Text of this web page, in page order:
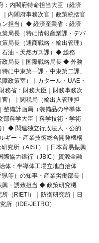
：内閣府特命担当大臣（経済
内閣府事務次官｜政策統括官
ン担当）◆ 経済産業省：経済
局長（特に情報産業課・デバ
局長（通商戦略・輸出管理）
石油・天然ガス課）◆ 総務
政局長｜国際戦略局長 ◆ 外務
に中東第一課・中東第二課、
政策室）｜カタール・UAE・
務省：財務大臣｜財務事務次
）｜関税局（輸出入管理担
備計画局（装備品の半導体
科学大臣｜科学技術・学術
）◆ 関連独立行政法人・公的
ギー・産業技術総合開発機構
究所（AIST）｜日本貿易振興
際協力銀行（JBIC）資源金融
体：半導体工場立地自治体
等）の知事・産業労働部長｜
興・誘致担当 ◆ 政策研究機
（RIETI）｜防衛研究所｜日
所（IDE-JETRO）